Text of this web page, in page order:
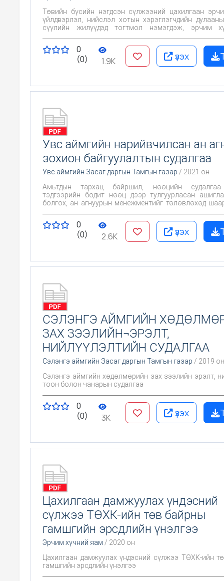
Төвийн бүсийн нэгдсэн сүлжээний цахилгаан
үйлдвэрлэл, нийслэл хотын хэрэглэгчдийн
сүүлийн жилүүдэд тогтмол нэмэгдэж, эрчим
хэрэгжүүлснээр станцын суурилагдсан
цахилгаанаар 89 МВт, дулаанаар 74 Гкал/цаг-аар
Нэмэгдэж буй хүчин чадлыг хангах хурц уурын
байгаа тул төслийн хэмжээнд техникийн ба
0
(0)
1.9K үзэх
Увс аймгийн нарийвчилсан ан
зохион байгуулалтын судалгаа
Увс аймгийн Засаг даргын Тамгын газар / 2021 он
Амьтдын тархац байршил, нөөцийн
тэдгээрийн бодит нөөц дээр тулгуурласан
болгох, ан агнуурын менежментийг төлөвлөхөд
0
(0)
2.6K үзэх
СЭЛЭНГЭ АЙМГИЙН
ЗАХ ЗЭЭЛИЙН¬ЭРЭЛТ,
НИЙЛҮҮЛЭЛТИЙН СУДАЛГАА
Сэлэнгэ аймгийн Засаг даргын Тамгын газар / 2019 он
Сэлэнгэ аймгийн хөдөлмөрийн зах зээлийн эрэлт,
тоон болон чанарын судалгаа
0
(0)
3K үзэх
Цахилгаан дамжуулах үндэсний
сүлжээ ТӨХК-ийн төв байрны
гамшгийн эрсдлийн үнэлгээ
Эрчим хүчний яам / 2020 он
Цахилгаан дамжуулах үндэсний сүлжээ ТӨХК-ийн
гамшгийн эрсдлийн үнэлгээ